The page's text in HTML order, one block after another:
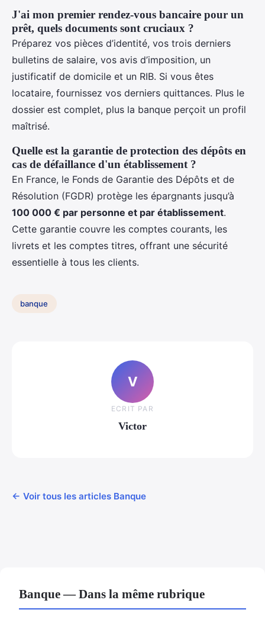
J'ai mon premier rendez-vous bancaire pour un
prêt, quels documents sont cruciaux ?
Préparez vos pièces d’identité, vos trois derniers
bulletins de salaire, vos avis d’imposition, un
justificatif de domicile et un RIB. Si vous êtes
locataire, fournissez vos derniers quittances. Plus le
dossier est complet, plus la banque perçoit un profil
maîtrisé.
Quelle est la garantie de protection des dépôts en
cas de défaillance d'un établissement ?
En France, le Fonds de Garantie des Dépôts et de
Résolution (FGDR) protège les épargnants jusqu’à
100 000 € par personne et par établissement.
Cette garantie couvre les comptes courants, les
livrets et les comptes titres, offrant une sécurité
essentielle à tous les clients.
banque
V
ECRIT PAR
Victor
← Voir tous les articles Banque
Banque — Dans la même rubrique